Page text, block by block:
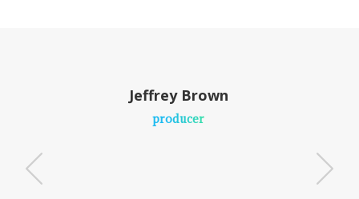
Jeffrey Brown
producer